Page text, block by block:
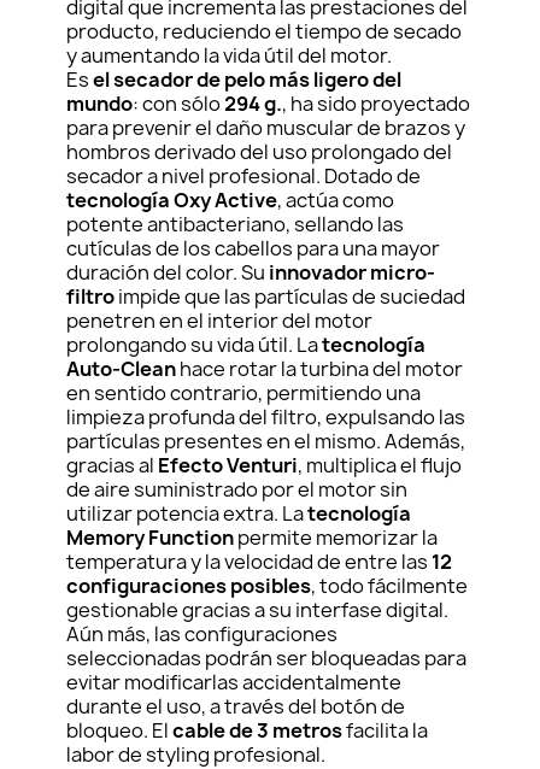
digital que incrementa las prestaciones del
producto, reduciendo el tiempo de secado
y aumentando la vida útil del motor.
Esel secador de pelo más ligero del
mundo: con sólo294 g., ha sido proyectado
para prevenir el daño muscular de brazos y
hombros derivado del uso prolongado del
secador a nivel profesional. Dotado de
tecnología Oxy Active, actúa como
potente antibacteriano, sellando las
cutículas de los cabellos para una mayor
duración del color. Su innovador micro-
filtroimpide que las partículas de suciedad
penetren en el interior del motor
prolongando su vida útil. Latecnología
Auto-Cleanhace rotar la turbina del motor
en sentido contrario, permitiendo una
limpieza profunda del filtro, expulsando las
partículas presentes en el mismo. Además,
gracias al Efecto Venturi, multiplica el flujo
de aire suministrado por el motor sin
utilizar potencia extra. Latecnología
Memory Functionpermite memorizar la
temperatura y la velocidad de entre las 12
configuraciones posibles, todo fácilmente
gestionable gracias a su interfase digital.
Aún más, las configuraciones
seleccionadas podrán ser bloqueadas para
evitar modificarlas accidentalmente
durante el uso, a través del botón de
bloqueo. Elcable de 3 metrosfacilita la
labor de styling profesional.